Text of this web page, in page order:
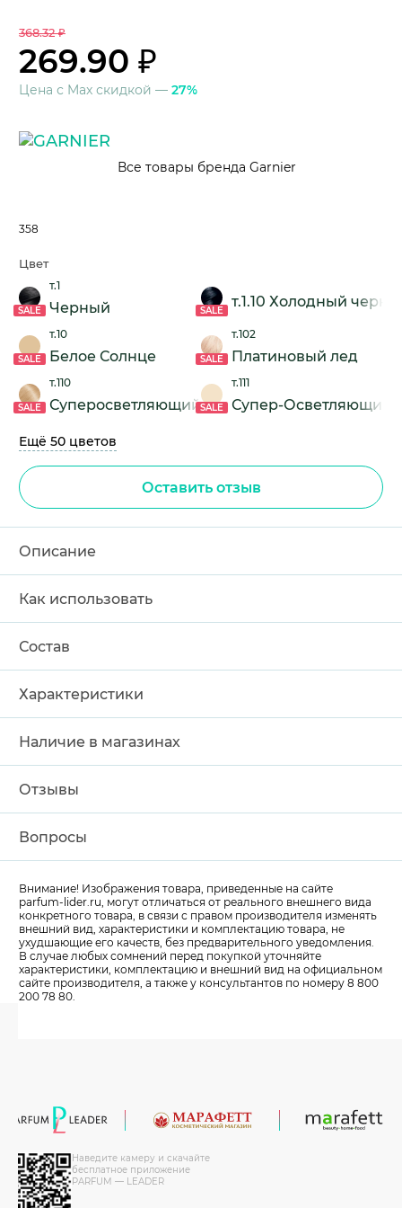
368.32 ₽
269.90 ₽
Цена с Max скидкой — 27%
Все товары бренда Garnier
358
Цвет
SALE
т.1
Черный SALE
т.1.10 Холодный
SALE
т.10
Белое Солнце SALE
т.102
Платиновый лед
SALE
т.110
Суперосветляющий Натуральный Блонд
SALE
т.111
Супер-Осветляющий
Ещё 50 цветов
Оставить отзыв
Описание
Как использовать
Состав
Характеристики
Наличие в магазинах
Отзывы
Вопросы
Внимание! Изображения товара, приведенные на сайте
parfum-lider.ru, могут отличаться от реального внешнего вида
конкретного товара, в связи с правом производителя изменять
внешний вид, характеристики и комплектацию товара, не
ухудшающие его качеств, без предварительного уведомления.
В случае любых сомнений перед покупкой уточняйте
характеристики, комплектацию и внешний вид на официальном
сайте производителя, а также у консультантов по номеру 8 800
200 78 80.
Наведите камеру и скачайте
бесплатное приложение
PARFUM — LEADER